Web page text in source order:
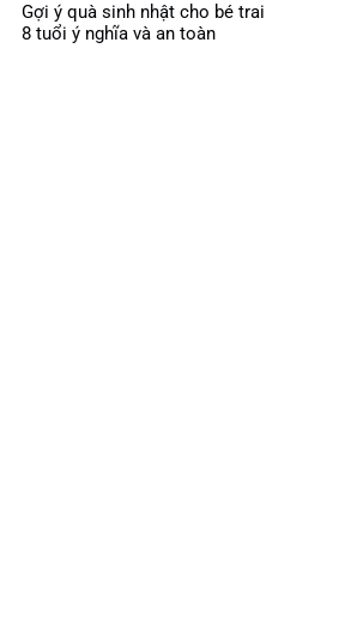
Gợi ý quà sinh nhật cho bé trai
8 tuổi ý nghĩa và an toàn